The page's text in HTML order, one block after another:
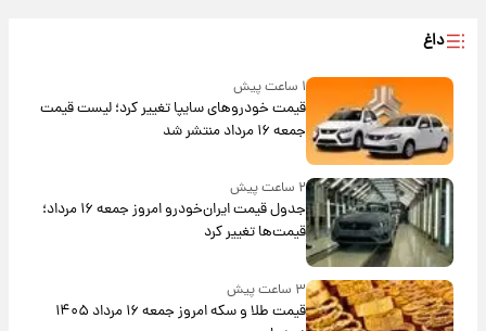
داغ
۱ ساعت پیش
قیمت خودروهای سایپا تغییر کرد؛ لیست قیمت
جمعه ۱۶ مرداد منتشر شد
۲ ساعت پیش
جدول قیمت ایران‌خودرو امروز جمعه ۱۶ مرداد؛
قیمت‌ها تغییر کرد
۳ ساعت پیش
قیمت طلا و سکه امروز جمعه ۱۶ مرداد ۱۴۰۵